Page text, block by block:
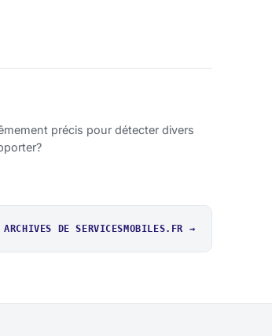
précis pour détecter divers
ARCHIVES DE SERVICESMOBILES.FR →